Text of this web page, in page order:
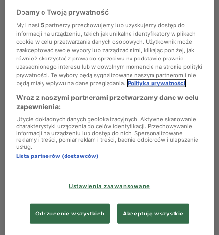
Chopin
Podcasty
prezentujemy wyniki.
VI Alternatywa Konkursowa Polskiego Radia Chopin
czerwca, w kolejnych dniach ogłaszane będzie
rozstyrzygnięcie Konkursu w ramach poszczególnych
kategorii. Nadesłane zgłoszenia oceniało jury składające
Dbamy o Twoją prywatność
My i nasi 5 partnerzy przechowujemy lub uzyskujemy dostęp do
informacji na urządzeniu, takich jak unikalne identyfikatory w plikach
cookie w celu przetwarzania danych osobowych. Użytkownik może
zaakceptować swoje wybory lub zarządzać nimi, klikając poniżej, jak
również skorzystać z prawa do sprzeciwu na podstawie prawnie
uzasadnionego interesu lub w dowolnym momencie na stronie polityki
prywatności. Te wybory będą sygnalizowane naszym partnerom i nie
będą miały wpływu na dane przeglądania. Polityka prywatności
Wraz z naszymi partnerami przetwarzamy dane w celu
zapewnienia:
Użycie dokładnych danych geolokalizacyjnych. Aktywne skanowanie
charakterystyki urządzenia do celów identyfikacji. Przechowywanie
informacji na urządzeniu lub dostęp do nich. Spersonalizowane
reklamy i treści, pomiar reklam i treści, badnie odbiorców i ulepszanie
usług.
Lista partnerów (dostawców)
Ustawienia zaawansowane
Odrzucenie wszystkich Akceptuję wszystkie